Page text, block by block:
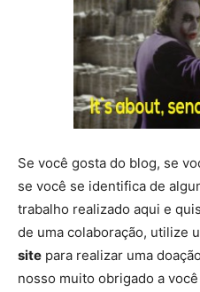
Se você gosta do blog, se
se você se identifica de
trabalho realizado aqui e
de uma colaboração, utilize
site para realizar uma
nosso muito obrigado a